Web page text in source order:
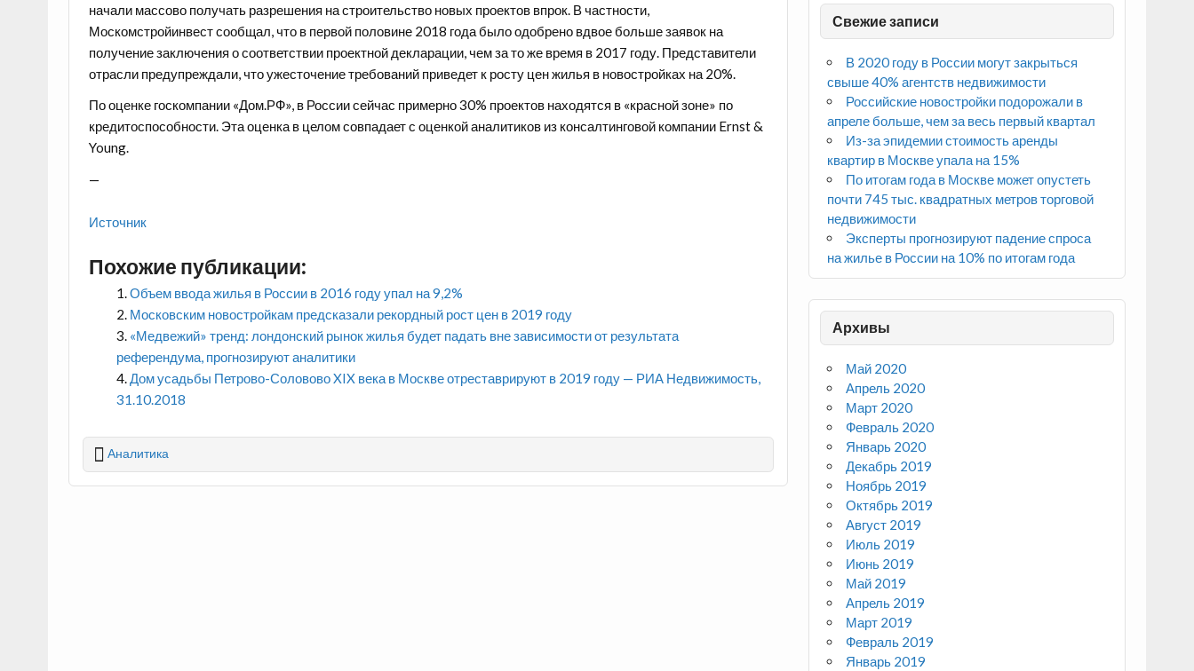
начали массово получать разрешения на строительство новых проектов впрок. В частности,
Москомстройинвест сообщал, что в первой половине 2018 года было одобрено вдвое больше заявок на
получение заключения о соответствии проектной декларации, чем за то же время в 2017 году. Представители
отрасли предупреждали, что ужесточение требований приведет к росту цен жилья в новостройках на 20%.
По оценке госкомпании «Дом.РФ», в России сейчас примерно 30% проектов находятся в «красной зоне» по
кредитоспособности. Эта оценка в целом совпадает с оценкой аналитиков из консалтинговой компании Ernst &
Young.
—
Источник
Похожие публикации:
Объем ввода жилья в России в 2016 году упал на 9,2%
Московским новостройкам предсказали рекордный рост цен в 2019 году
«Медвежий» тренд: лондонский рынок жилья будет падать вне зависимости от результата
референдума, прогнозируют аналитики
Дом усадьбы Петрово-Соловово XIX века в Москве отреставрируют в 2019 году — РИА Недвижимость,
31.10.2018
Аналитика
Свежие записи
В 2020 году в России могут закрыться
свыше 40% агентств недвижимости
Российские новостройки подорожали в
апреле больше, чем за весь первый квартал
Из-за эпидемии стоимость аренды
квартир в Москве упала на 15%
По итогам года в Москве может опустеть
почти 745 тыс. квадратных метров торговой
недвижимости
Эксперты прогнозируют падение спроса
на жилье в России на 10% по итогам года
Архивы
Май 2020
Апрель 2020
Март 2020
Февраль 2020
Январь 2020
Декабрь 2019
Ноябрь 2019
Октябрь 2019
Август 2019
Июль 2019
Июнь 2019
Май 2019
Апрель 2019
Март 2019
Февраль 2019
Январь 2019